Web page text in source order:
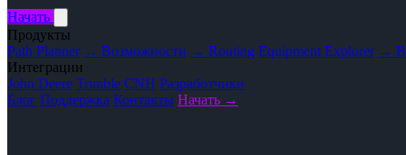
Начать
Продукты
Path Planner → Возможности → Routing Equipment Explorer →
Интеграции
John Deere Trimble CNH Разработчики
Блог Поддержка Контакты Начать →